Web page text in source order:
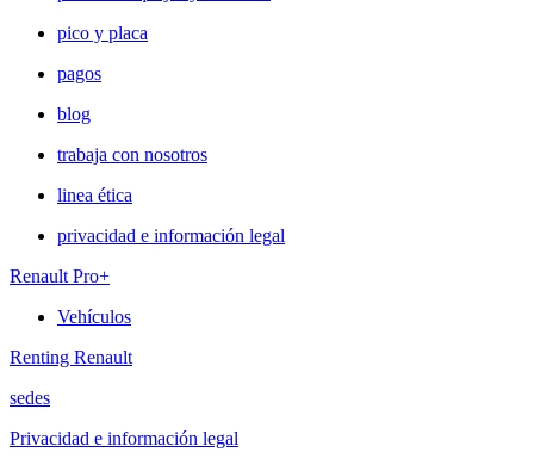
pico y placa
pagos
blog
trabaja con nosotros
linea ética
privacidad e información legal
Renault Pro+
Vehículos
Renting Renault
sedes
Privacidad e información legal